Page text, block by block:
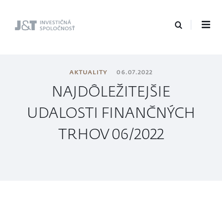
J&T Investičná
AKTUALITY 06.07.2022
NAJDÔLEŽITEJŠIE
UDALOSTI FINANČNÝCH
TRHOV 06/2022